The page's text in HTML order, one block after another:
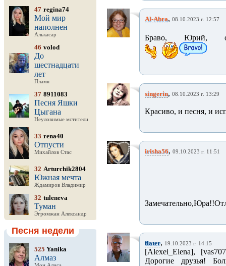
47 regina74
Мой мир
наполнен
Алькасар
46 volod
До
шестнадцати
лет
Пламя
37 8911083
Песня Яшки
Цыгана
Неуловимые мстители
33 rena40
Отпусти
Михайлов Стас
32 Arturchik2804
Южная мечта
Ждамиров Владимир
32 tuleneva
Туман
Эгромжан Александр
Песня недели
525 Yanika
Алмаз
Al-Abra, 08.10.2023 г. 12:57
Браво, Юрий,
singerin, 08.10.2023 г. 13:29
Красиво, и песня, и
irisha56, 09.10.2023 г. 11:51
flater, 19.10.2023 г. 14:15
[Alexei_Elena],
Дорогие друзья!